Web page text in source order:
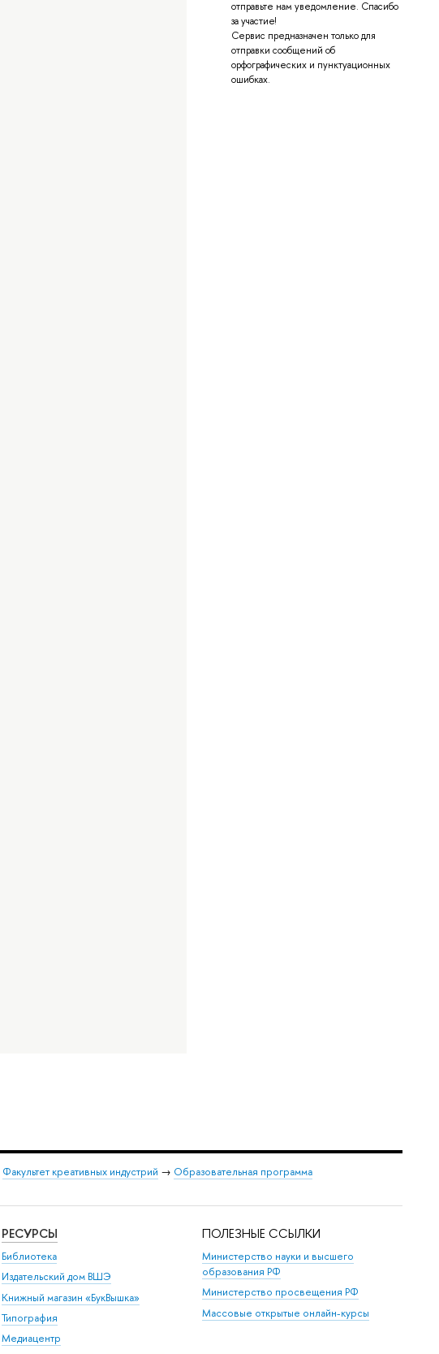
отправьте нам уведомление. Спасибо
за участие!
Сервис предназначен только для
отправки сообщений об
орфографических и пунктуационных
ошибках.
Факультет креативных индустрий → Образовательная программа
РЕСУРСЫ
Библиотека
Издательский дом ВШЭ
Книжный магазин «БукВышка»
Типография
Медиацентр
ПОЛЕЗНЫЕ ССЫЛКИ
Министерство науки и высшего
образования РФ
Министерство просвещения РФ
Массовые открытые онлайн-курсы